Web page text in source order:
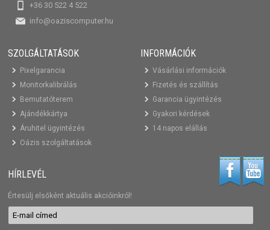
+36 30 522 4 522
info@oaziscomputer.hu
SZOLGÁLTATÁSOK
Pixelgarancia
Monitorkalibrálás
Bemutatóterem
Ajándékkártya
Áruhitel ügyintézés
Oázis szolgáltatások
INFORMÁCIÓK
Vásárlási információk
Fizetés és szállítás
Garancia ügyintézés
Gyakori kérdések
14 napos elállás
HÍRLEVÉL
Értesülj elsőként aktuális akcióinkról!